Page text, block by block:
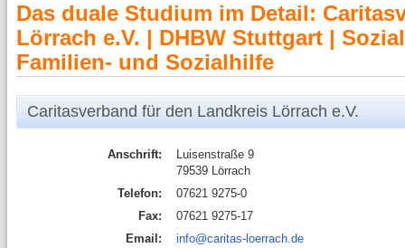
Das duale Studium im Detail:
Lörrach e.V. | DHBW Stuttgart |
Familien- und Sozialhilfe
Caritasverband für den Landkreis Lörrach e.V.
Anschrift:
Luisenstraße 9
79539 Lörrach
Telefon:
07621 9275-0
Fax:
07621 9275-17
Email:
info@caritas-loerrach.de